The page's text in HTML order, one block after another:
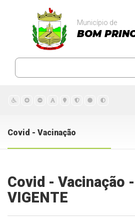
Município de
BOM
Covid - Vacinação
Covid - Vacinação -
VIGENTE